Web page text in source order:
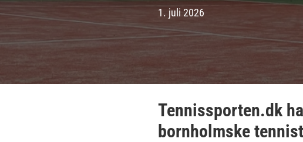
1. juli 2026
Tennissporten.dk
bornholmske